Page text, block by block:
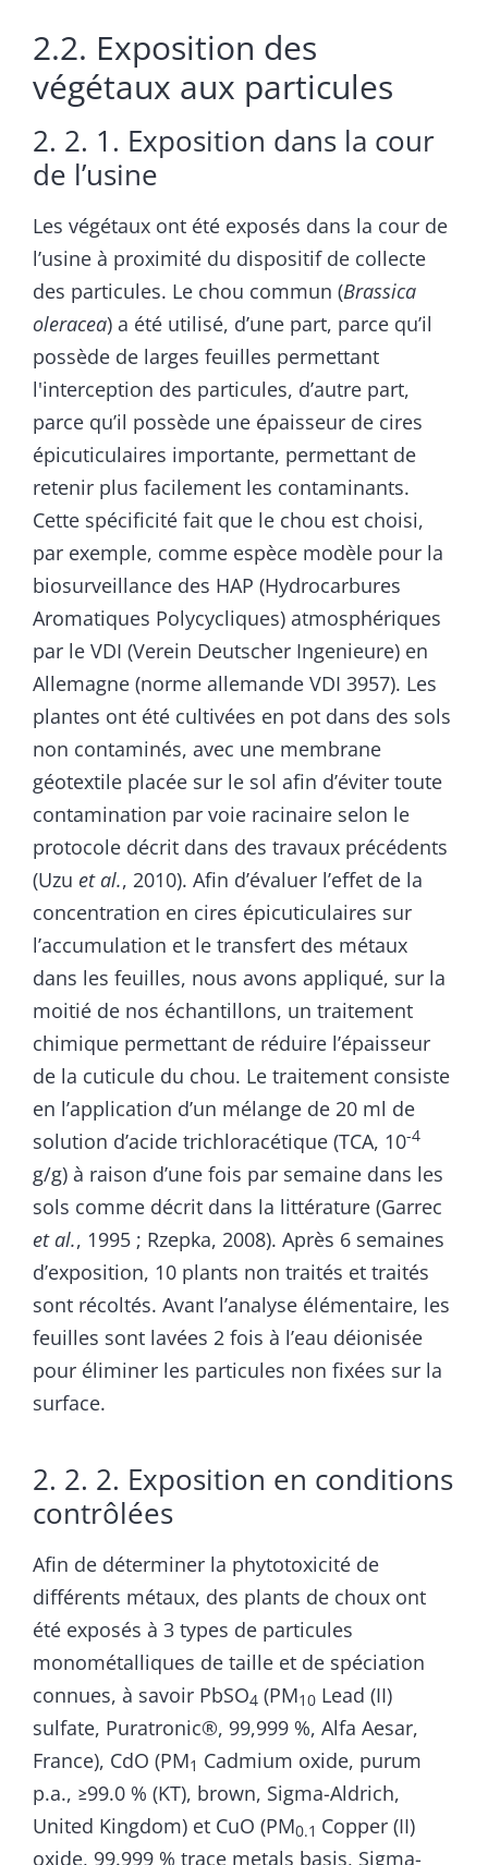
2.2. Exposition des
végétaux aux particules
2. 2. 1. Exposition dans la cour
de l’usine
Les végétaux ont été exposés dans la cour de
l’usine à proximité du dispositif de collecte
des particules. Le chou commun (Brassica
oleracea) a été utilisé, d’une part, parce qu’il
possède de larges feuilles permettant
l'interception des particules, d’autre part,
parce qu’il possède une épaisseur de cires
épicuticulaires importante, permettant de
retenir plus facilement les contaminants.
Cette spécificité fait que le chou est choisi,
par exemple, comme espèce modèle pour la
biosurveillance des HAP (Hydrocarbures
Aromatiques Polycycliques) atmosphériques
par le VDI (Verein Deutscher Ingenieure) en
Allemagne (norme allemande VDI 3957). Les
plantes ont été cultivées en pot dans des sols
non contaminés, avec une membrane
géotextile placée sur le sol afin d’éviter toute
contamination par voie racinaire selon le
protocole décrit dans des travaux précédents
(Uzu et al., 2010). Afin d’évaluer l’effet de la
concentration en cires épicuticulaires sur
l’accumulation et le transfert des métaux
dans les feuilles, nous avons appliqué, sur la
moitié de nos échantillons, un traitement
chimique permettant de réduire l’épaisseur
de la cuticule du chou. Le traitement consiste
en l’application d’un mélange de 20 ml de
solution d’acide trichloracétique (TCA, 10-4
g/g) à raison d’une fois par semaine dans les
sols comme décrit dans la littérature (Garrec
et al., 1995 ; Rzepka, 2008). Après 6 semaines
d’exposition, 10 plants non traités et traités
sont récoltés. Avant l’analyse élémentaire, les
feuilles sont lavées 2 fois à l’eau déionisée
pour éliminer les particules non fixées sur la
surface.
2. 2. 2. Exposition en conditions
contrôlées
Afin de déterminer la phytotoxicité de
différents métaux, des plants de choux ont
été exposés à 3 types de particules
monométalliques de taille et de spéciation
connues, à savoir PbSO4 (PM10 Lead (II)
sulfate, Puratronic®, 99,999 %, Alfa Aesar,
France), CdO (PM1 Cadmium oxide, purum
p.a., ≥99.0 % (KT), brown, Sigma-Aldrich,
United Kingdom) et CuO (PM0.1 Copper (II)
oxide, 99.999 % trace metals basis, Sigma-